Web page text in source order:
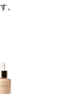
。